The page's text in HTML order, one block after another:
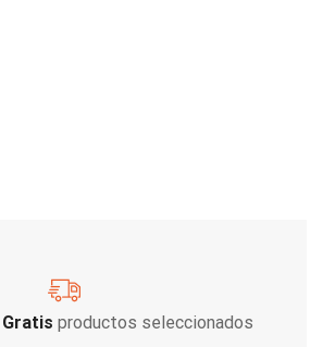
Gratis productos seleccionados